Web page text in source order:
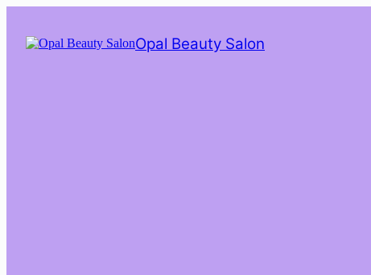
contenido
Opal Beauty Salon